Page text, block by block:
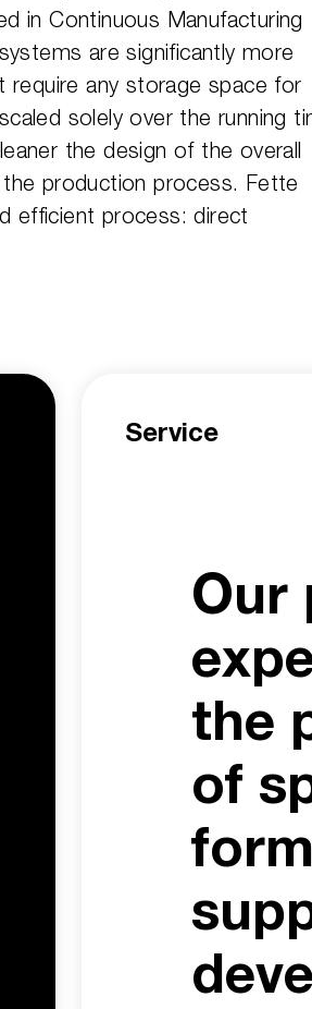
in Continuous Manufacturing
are significantly more
any storage space for
solely over the running
the design of the overall
production process. Fette
efficient process: direct
Service
Our
the
of